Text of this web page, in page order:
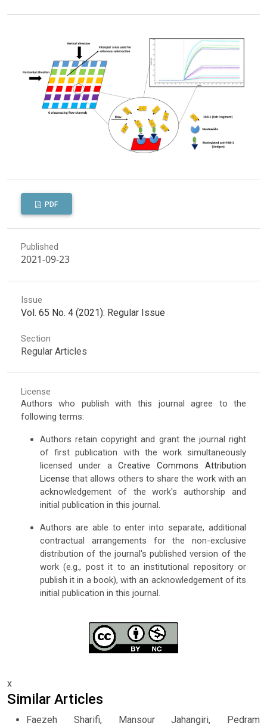
PDF
Published
2021-09-23
Issue
Vol. 65 No. 4 (2021): Regular Issue
Section
Regular Articles
License
Authors who publish with this journal agree to the
following terms:
Authors retain copyright and grant the journal right
of first publication with the work simultaneously
licensed under aCreative Commons Attribution
License that allows others to share the work with an
acknowledgement of the work's authorship and
initial publication in this journal.
Authors are able to enter into separate, additional
contractual arrangements for the non-exclusive
distribution of the journal's published version of the
work (e.g., post it to an institutional repository or
publish it in a book), with an acknowledgement of its
initial publication in this journal.
x
Similar Articles
Faezeh Sharifi, Mansour Jahangiri, Pedram